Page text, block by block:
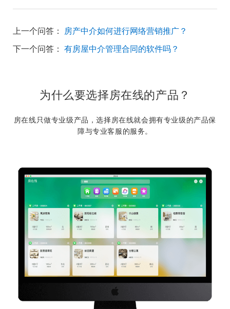
上一个问答： 房产中介如何进行网络营销推广？
下一个问答： 有房屋中介管理合同的软件吗？
为什么要选择房在线的产品？
房在线只做专业级产品，选择房在线就会拥有专业级的产品保
障与专业客服的服务。